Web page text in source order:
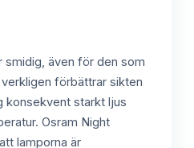
smidig, även för den som
förbättrar sikten
konsekvent starkt ljus
Osram Night
lamporna är